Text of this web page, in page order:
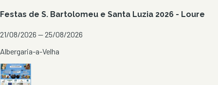
Festas de S. Bartolomeu e Santa Luzia 2026 - Loure
21/08/2026 — 25/08/2026
Albergaria-a-Velha